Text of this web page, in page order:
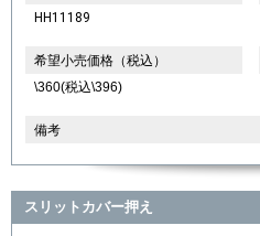
HH11189
希望小売価格（税込）
\360(税込\396)
備考
スリットカバー押え